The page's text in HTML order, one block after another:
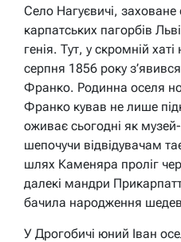
Село Нагуєвичі,
карпатських пагорбів
генія. Тут, у скромній хаті
серпня 1856 року
Франко. Родинна оселя
Франко кував не лише
оживає сьогодні як
шепочучи відвідувачам
шлях Каменяра проліг
далекі мандри
бачила народження
У Дрогобичі юний Іван